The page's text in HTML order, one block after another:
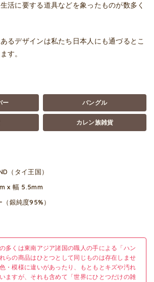
活に要する道具などを象ったものが数多く
るデザインは私たち日本人にも通づるとこ
す。
ー バングル
カレン族雑貨
（タイ王国）
x 幅 5.5mm
銀純度95%）
多くは東南アジア諸国の職人の手による「ハン
らの商品はひとつとして同じものは存在しませ
・模様に違いがあったり、もともとキズや汚れ
ますが、それも含めて「世界にひとつだけの雑